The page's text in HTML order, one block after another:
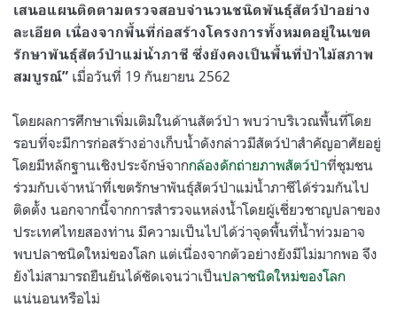
เสนอแผนติดตามตรวจสอบจำนวนชนิดพันธุ์สัตว์ป่าอย่าง
ละเอียด เนื่องจากพื้นที่ก่อสร้างโครงการทั้งหมดอยู่ในเขต
รักษาพันธุ์สัตว์ป่าแม่น้ำภาชี ซึ่งยังคงเป็นพื้นที่ป่าไม้สภาพ
สมบูรณ์” เมื่อวันที่ 19 กันยายน 2562
โดยผลการศึกษาเพิ่มเติมในด้านสัตว์ป่า พบว่าบริเวณพื้นที่โดย
รอบที่จะมีการก่อสร้างอ่างเก็บน้ำดังกล่าวมีสัตว์ป่าสำคัญอาศัยอยู่
โดยมีหลักฐานเชิงประจักษ์จากกล้องดักถ่ายภาพสัตว์ป่าที่ชุมชน
ร่วมกับเจ้าหน้าที่เขตรักษาพันธุ์สัตว์ป่าแม่น้ำภาชีได้ร่วมกันไป
ติดตั้ง นอกจากนี้จากการสำรวจแหล่งน้ำโดยผู้เชี่ยวชาญปลาของ
ประเทศไทยสองท่าน มีความเป็นไปได้ว่าจุดพื้นที่น้ำท่วมอาจ
พบปลาชนิดใหม่ของโลก แต่เนื่องจากตัวอย่างยังมีไม่มากพอ จึง
ยังไม่สามารถยืนยันได้ชัดเจนว่าเป็นปลาชนิดใหม่ของโลก
แน่นอนหรือไม่